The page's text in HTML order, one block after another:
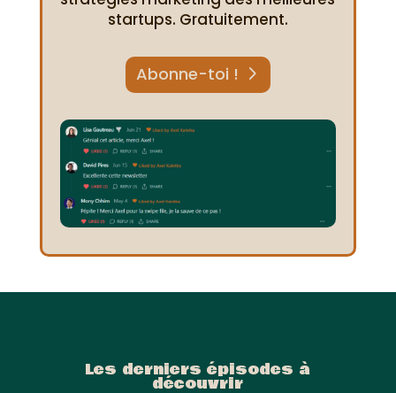
startups. Gratuitement.
Abonne-toi !
Les derniers épisodes à
découvrir